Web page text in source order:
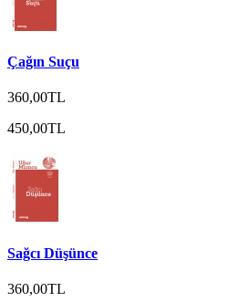
Çağın Suçu
360,00TL
450,00TL
Sağcı Düşünce
360,00TL